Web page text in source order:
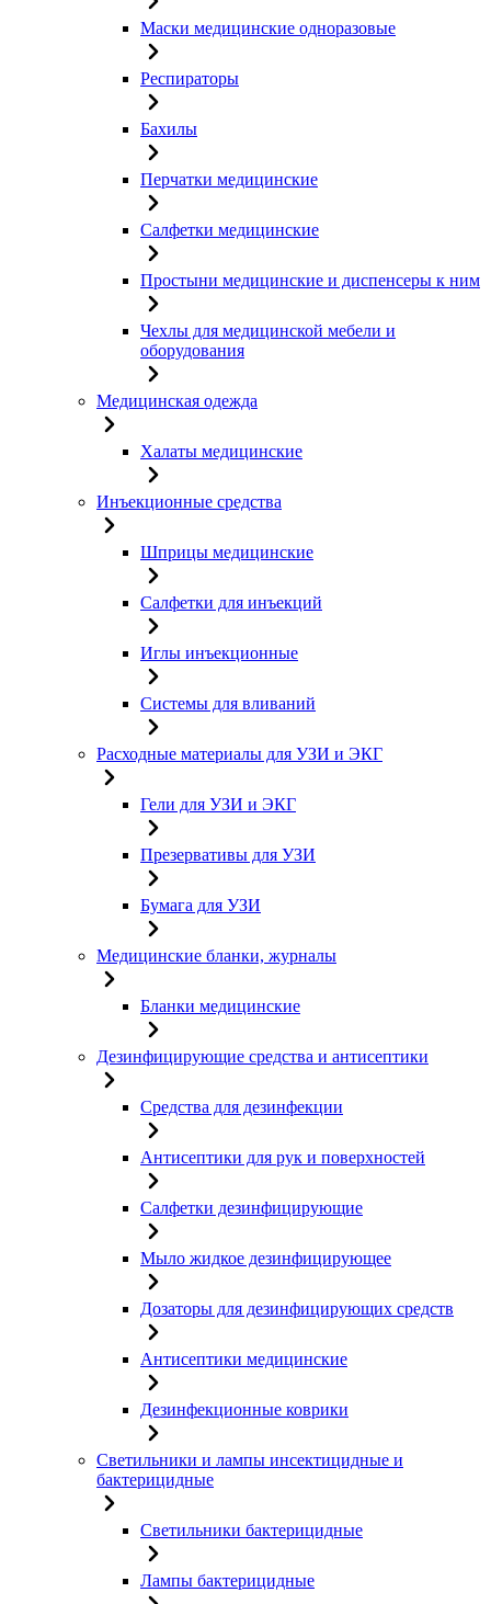
Маски медицинские одноразовые
Респираторы
Бахилы
Перчатки медицинские
Салфетки медицинские
Простыни медицинские и диспенсеры к ним
Чехлы для медицинской мебели и
оборудования
Медицинская одежда
Халаты медицинские
Инъекционные средства
Шприцы медицинские
Салфетки для инъекций
Иглы инъекционные
Системы для вливаний
Расходные материалы для УЗИ и ЭКГ
Гели для УЗИ и ЭКГ
Презервативы для УЗИ
Бумага для УЗИ
Медицинские бланки, журналы
Бланки медицинские
Дезинфицирующие средства и антисептики
Средства для дезинфекции
Антисептики для рук и поверхностей
Салфетки дезинфицирующие
Мыло жидкое дезинфицирующее
Дозаторы для дезинфицирующих средств
Антисептики медицинские
Дезинфекционные коврики
Светильники и лампы инсектицидные и
бактерицидные
Светильники бактерицидные
Лампы бактерицидные